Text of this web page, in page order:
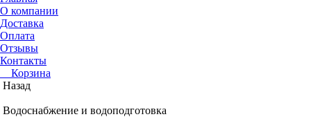
О компании
Доставка
Оплата
Отзывы
Контакты
Корзина
Назад
Водоснабжение и водоподготовка